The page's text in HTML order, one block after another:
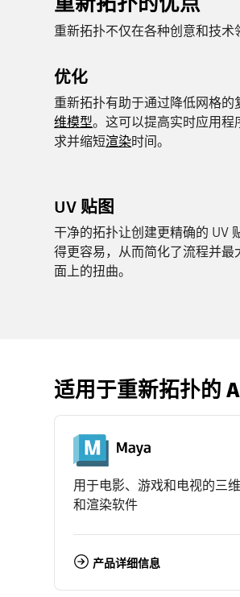
重新拓扑不仅在各种创意和技术
优化
重新拓扑有助于通过降低网格的
维模型。这可以提高实时应用
求并缩短渲染时间。
UV 贴图
干净的拓扑让创建更精确的 UV
得更容易，从而简化了流程并
面上的扭曲。
适用于重新拓扑的
用于电影、游戏和电视的三
和渲染软件
产品详细信息